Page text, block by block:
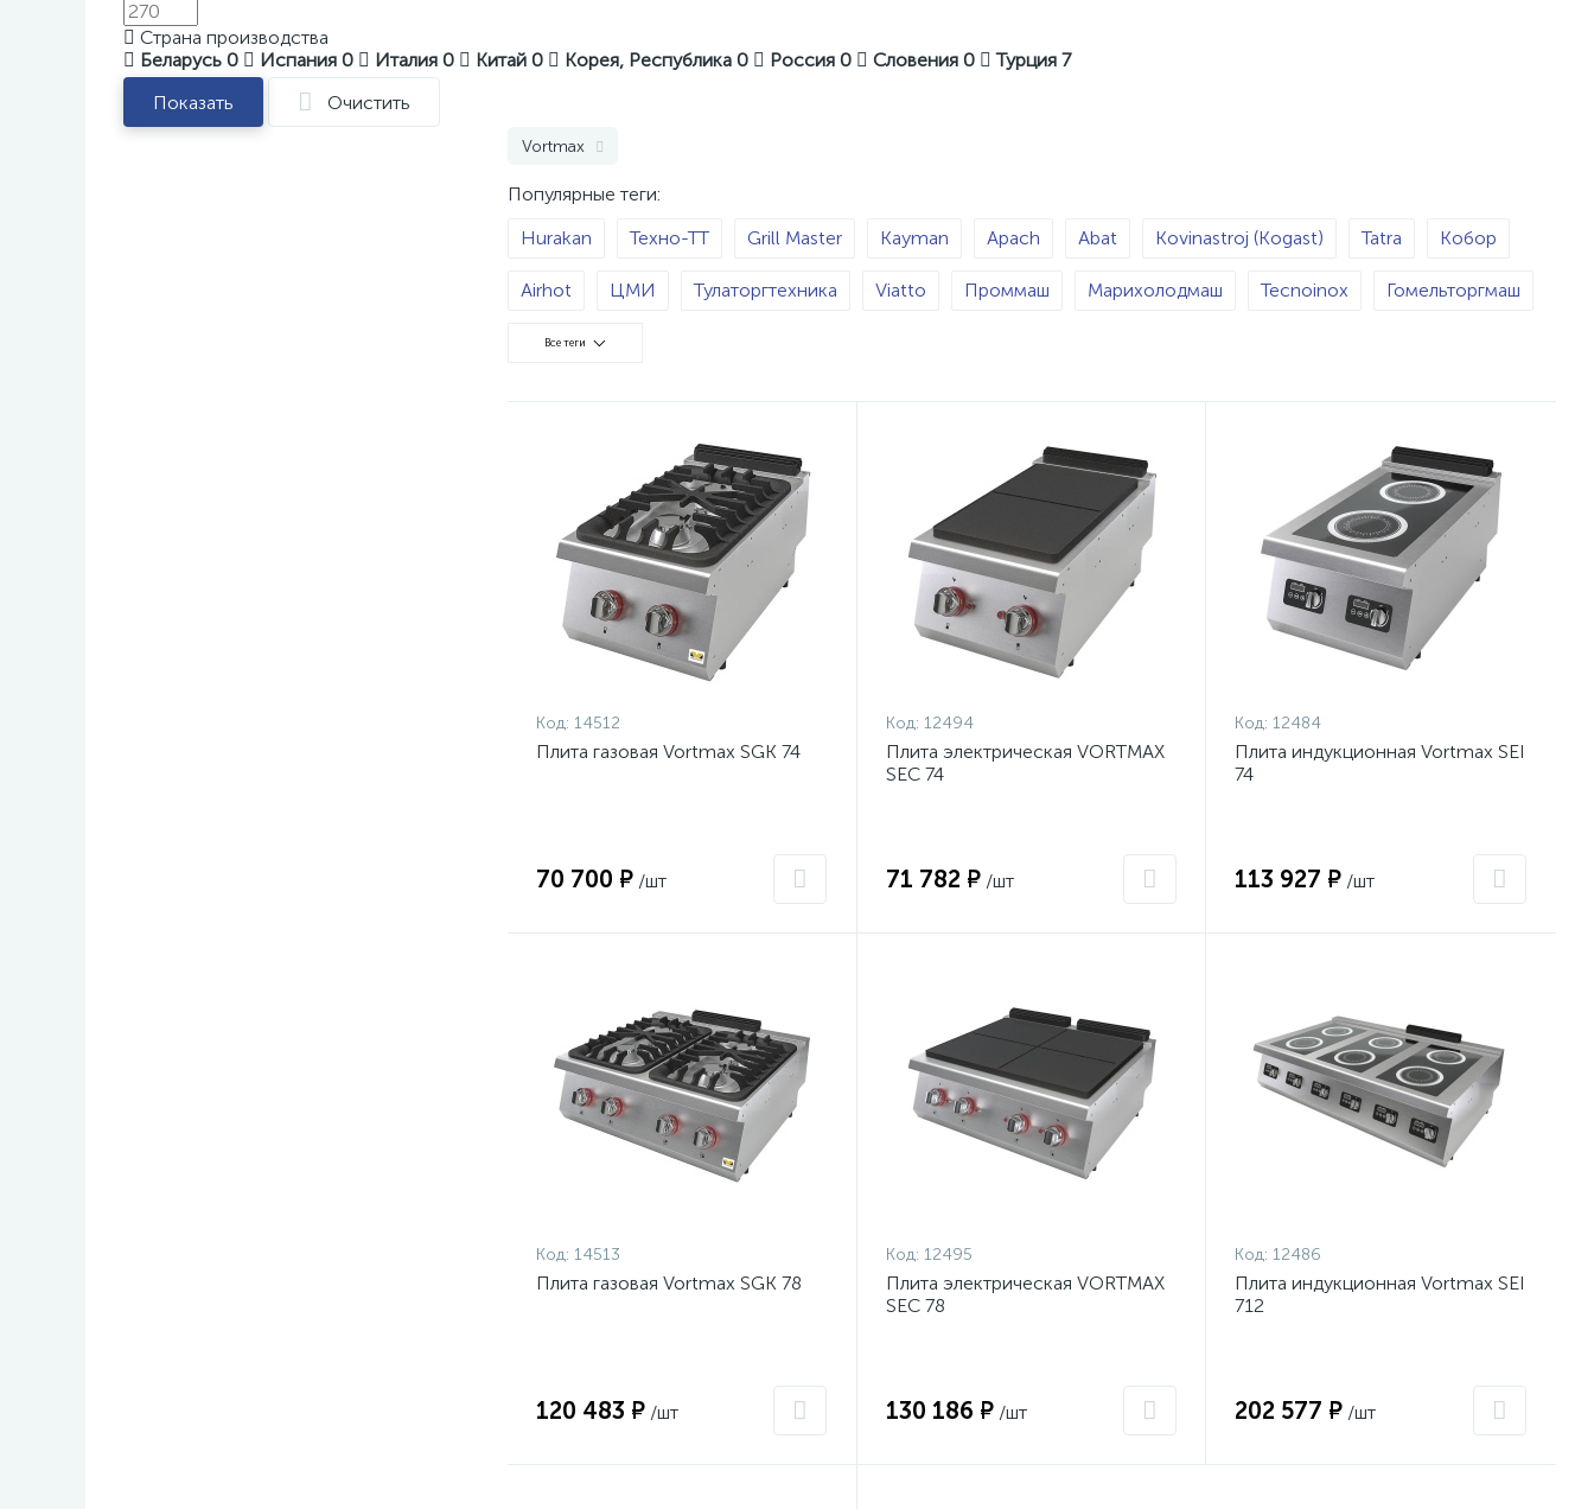
Страна производства
Беларусь 0 Испания 0 Италия 0 Китай 0 Корея, Республика 0 Россия 0 Словения 0 Турция 7
Показать
Очистить
Vortmax
Популярные теги:
Hurakan
Техно-ТТ Grill Master Kayman Apach Abat Kovinastroj (Kogast) Tatra Кобор
Airhot ЦМИ Тулаторгтехника Viatto Проммаш Марихолодмаш Tecnoinox Гомельторгмаш
Gabino
Газ
Все теги
Код: 14512
Плита газовая Vortmax SGK 74
70 700 ₽ /шт
Код: 12494
Плита электрическая VORTMAX
SEC 74
71 782 ₽ /шт
Код: 12484
Плита индукционная Vortmax SEI
74
113 927 ₽ /шт
Код: 14513
Плита газовая Vortmax SGK 78
120 483 ₽ /шт
Код: 12495
Плита электрическая VORTMAX
SEC 78
130 186 ₽ /шт
Код: 12486
Плита индукционная Vortmax SEI
712
202 577 ₽ /шт